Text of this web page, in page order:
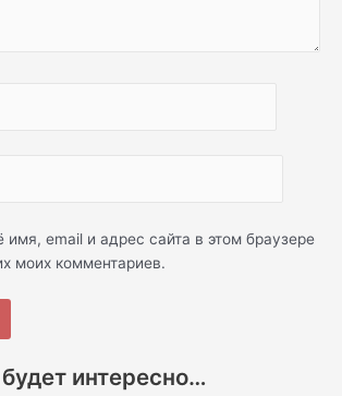
имя, email и адрес сайта в этом браузере
моих комментариев.
интересно…